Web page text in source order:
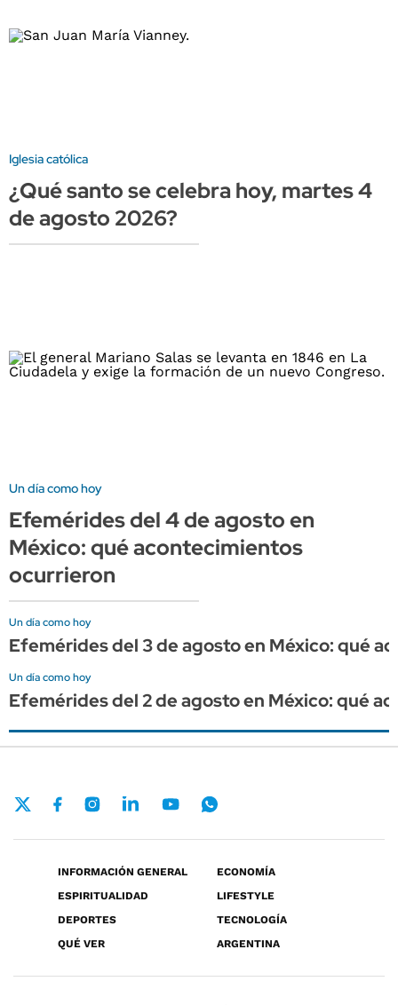
Iglesia católica
¿Qué santo se celebra hoy, martes 4
de agosto 2026?
Un día como hoy
Efemérides del 4 de agosto en
México: qué acontecimientos
ocurrieron
Un día como hoy
Efemérides del 3 de agosto en México: qué
Un día como hoy
Efemérides del 2 de agosto en México: qué
INFORMACIÓN GENERAL
ECONOMÍA
ESPIRITUALIDAD
LIFESTYLE
DEPORTES
TECNOLOGÍA
QUÉ VER
ARGENTINA